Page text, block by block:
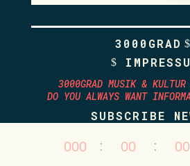
3000GRAD
3000GRAD MUSIK &
DO YOU ALWAYS WANT
SUBSCRIBE
000 : 00 : 00